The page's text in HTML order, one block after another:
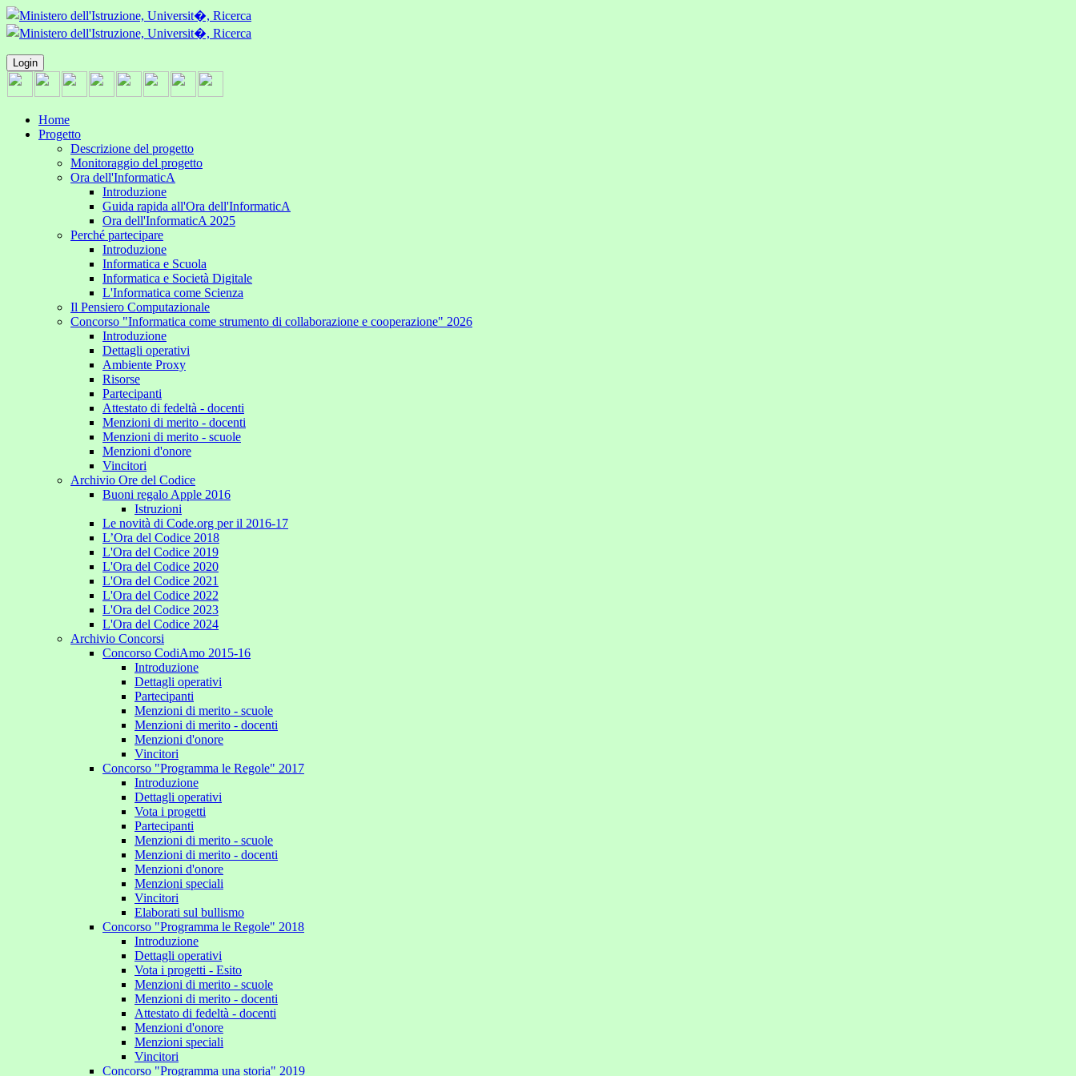
Login
Home
Progetto
Descrizione del progetto
Monitoraggio del progetto
Ora dell'InformaticA
Introduzione
Guida rapida all'Ora dell'InformaticA
Ora dell'InformaticA 2025
Perché partecipare
Introduzione
Informatica e Scuola
Informatica e Società Digitale
L'Informatica come Scienza
Il Pensiero Computazionale
Concorso "Informatica come strumento di collaborazione e cooperazione" 2026
Introduzione
Dettagli operativi
Ambiente Proxy
Risorse
Partecipanti
Attestato di fedeltà - docenti
Menzioni di merito - docenti
Menzioni di merito - scuole
Menzioni d'onore
Vincitori
Archivio Ore del Codice
Buoni regalo Apple 2016
Istruzioni
Le novità di Code.org per il 2016-17
L’Ora del Codice 2018
L'Ora del Codice 2019
L'Ora del Codice 2020
L'Ora del Codice 2021
L'Ora del Codice 2022
L'Ora del Codice 2023
L'Ora del Codice 2024
Archivio Concorsi
Concorso CodiAmo 2015-16
Introduzione
Dettagli operativi
Partecipanti
Menzioni di merito - scuole
Menzioni di merito - docenti
Menzioni d'onore
Vincitori
Concorso "Programma le Regole" 2017
Introduzione
Dettagli operativi
Vota i progetti
Partecipanti
Menzioni di merito - scuole
Menzioni di merito - docenti
Menzioni d'onore
Menzioni speciali
Vincitori
Elaborati sul bullismo
Concorso "Programma le Regole" 2018
Introduzione
Dettagli operativi
Vota i progetti - Esito
Menzioni di merito - scuole
Menzioni di merito - docenti
Attestato di fedeltà - docenti
Menzioni d'onore
Menzioni speciali
Vincitori
Concorso "Programma una storia" 2019